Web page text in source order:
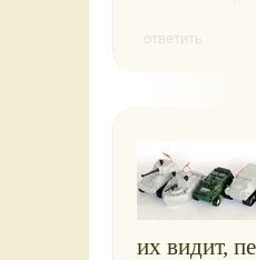
ответить
их видит,